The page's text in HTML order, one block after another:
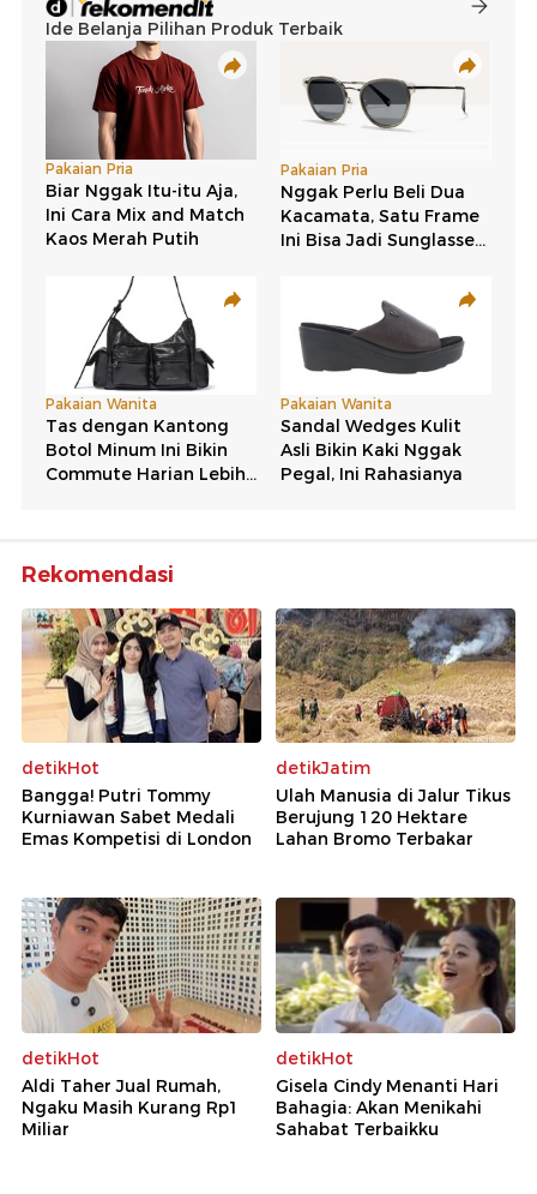
Rekomendasi
detikHot
Bangga! Putri Tommy
Kurniawan Sabet Medali
Emas Kompetisi di London
detikJatim
Ulah Manusia di Jalur Tikus
Berujung 120 Hektare
Lahan Bromo Terbakar
detikHot
Aldi Taher Jual Rumah,
Ngaku Masih Kurang Rp1
Miliar
detikHot
Gisela Cindy Menanti Hari
Bahagia: Akan Menikahi
Sahabat Terbaikku